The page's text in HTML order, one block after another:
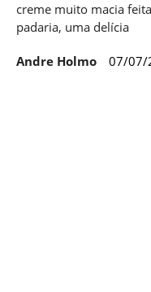
creme muito macia
padaria, uma delícia
Andre Holmo 07/07/